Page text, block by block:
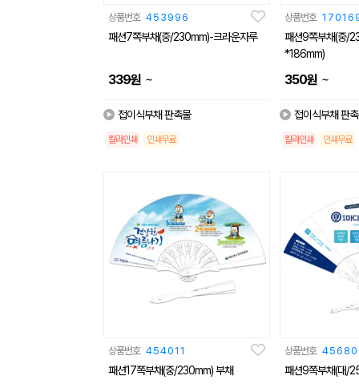
상품번호 453996
패션7쪽부채(중/230mm)-크라운자루
339원 ~
접이식부채 판촉물
칼라인쇄 인쇄무료
상품번호
패션9쪽부채(중/
*186mm)
350원 ~
접이식부채 판
칼라인쇄 인쇄무료
상품번호 454011
패션17쪽부채(중/230mm) 부채
상품번호
패션9쪽부채(대/